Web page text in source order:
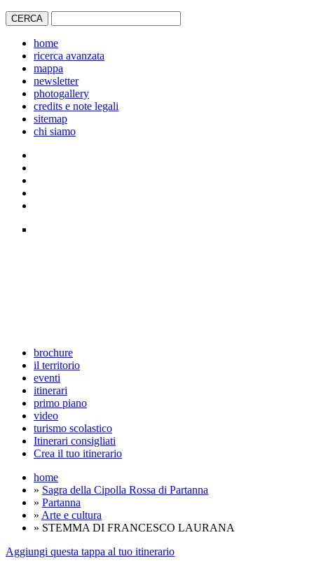
home
ricerca avanzata
mappa
newsletter
photogallery
credits e note legali
sitemap
chi siamo
brochure
il territorio
eventi
itinerari
primo piano
video
turismo scolastico
Itinerari consigliati
Crea il tuo itinerario
home
» Sagra della Cipolla Rossa di Partanna
» Partanna
» Arte e cultura
» STEMMA DI FRANCESCO LAURANA
Aggiungi questa tappa al tuo itinerario